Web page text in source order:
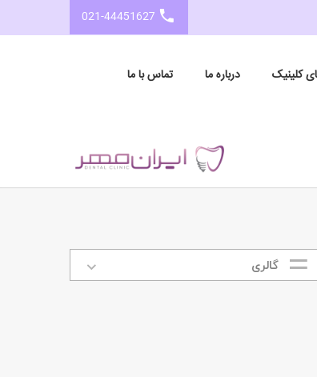
021-44451627
کلینیک درباره ما تماس با ما
گالری